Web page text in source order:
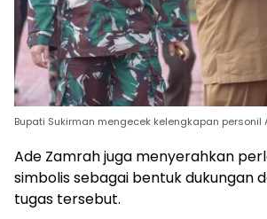
Bupati Sukirman mengecek kelengkapan
Ade Zamrah juga menyerahkan
simbolis sebagai bentuk dukungan
tugas tersebut.